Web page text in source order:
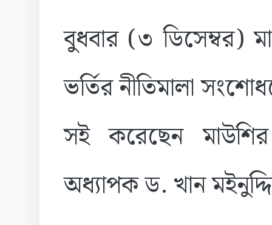
বুধবার (৩ ডিসেম্বর)
ভর্তির নীতিমালা
সই করেছেন
অধ্যাপক ড. খান